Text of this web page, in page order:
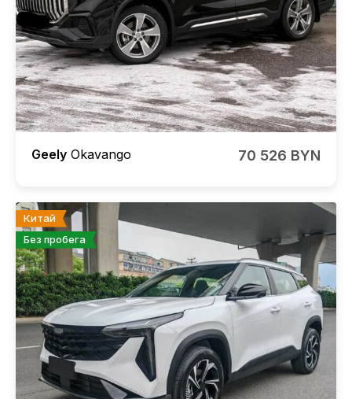
Geely Okavango 70 526 BYN
Китай
Без пробега